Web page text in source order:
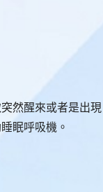
然醒來或者是出現
眠呼吸機。